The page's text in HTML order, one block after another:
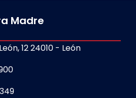
Madre
12 24010 - León